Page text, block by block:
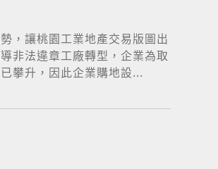
，讓桃園工業地產交易版圖出
非法違章工廠轉型，企業為取
攀升，因此企業購地設...